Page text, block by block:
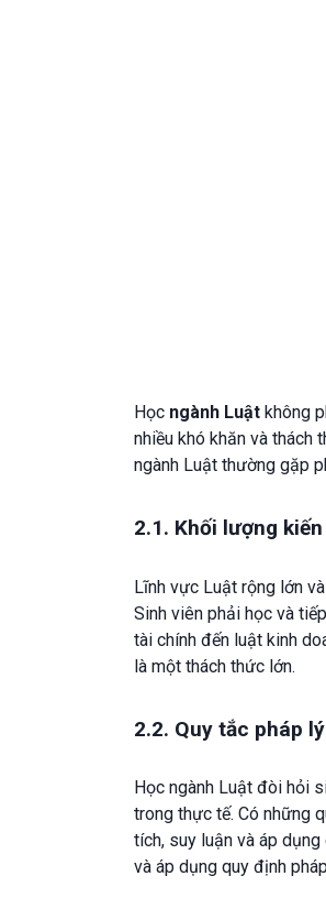
Học ngành Luật không
nhiều khó khăn và thách
ngành Luật thường gặp
2.1. Khối lượng
Lĩnh vực Luật rộng lớn
Sinh viên phải học và
tài chính đến luật kinh
là một thách thức lớn.
2.2. Quy tắc pháp
Học ngành Luật đòi hỏi
trong thực tế. Có những
tích, suy luận và áp
và áp dụng quy định